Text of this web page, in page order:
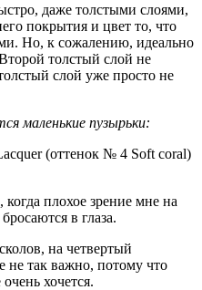
даже толстыми слоями,
покрытия и цвет то, что
Но, к сожалению, идеально
толстый слой не
слой уже просто не
маленькие пузырьки:
плохое зрение мне на
в глаза.
на четвертый
не так важно, потому что
хочется.